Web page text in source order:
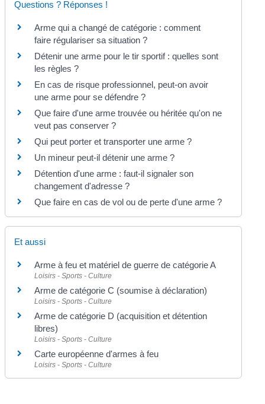
Questions ? Réponses !
Arme qui a changé de catégorie : comment
faire régulariser sa situation ?
Détenir une arme pour le tir sportif : quelles sont
les règles ?
En cas de risque professionnel, peut-on avoir
une arme pour se défendre ?
Que faire d'une arme trouvée ou héritée qu'on ne
veut pas conserver ?
Qui peut porter et transporter une arme ?
Un mineur peut-il détenir une arme ?
Détention d'une arme : faut-il signaler son
changement d'adresse ?
Que faire en cas de vol ou de perte d'une arme ?
Et aussi
Arme à feu et matériel de guerre de catégorie A
Loisirs - Sports - Culture
Arme de catégorie C (soumise à déclaration)
Loisirs - Sports - Culture
Arme de catégorie D (acquisition et détention
libres)
Loisirs - Sports - Culture
Carte européenne d'armes à feu
Loisirs - Sports - Culture